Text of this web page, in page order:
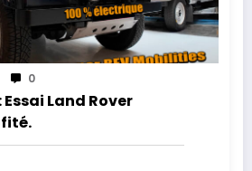
0
Essai Land Rover